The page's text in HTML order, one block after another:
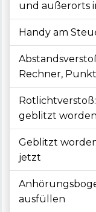
und außerorts
Handy am
Rechner,
geblitzt
Geblitzt
jetzt
ausfüllen